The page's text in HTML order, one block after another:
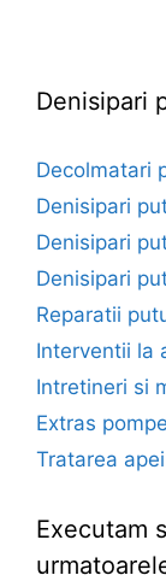
Denisipari
Decolmatari
Denisipari
Denisipari
Denisipari
Reparatii
Interventii la
Intretineri si
Extras
Tratarea
Executam